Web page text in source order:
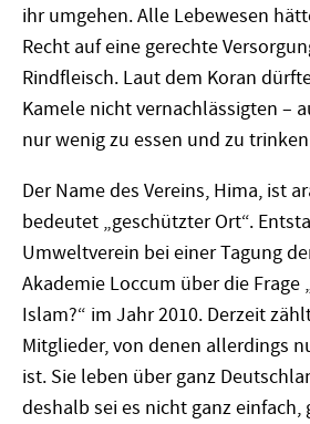
ihr umgehen. Alle Lebewesen
Recht auf eine gerechte
Rindfleisch. Laut dem Koran
Kamele nicht vernachlässigten –
nur wenig zu essen und zu
Der Name des Vereins, Hima, ist
bedeutet „geschützter Ort“.
Umweltverein bei einer Tagung
Akademie Loccum über die Frage
Islam?“ im Jahr 2010. Derzeit
Mitglieder, von denen allerdings
ist. Sie leben über ganz
deshalb sei es nicht ganz einfach,